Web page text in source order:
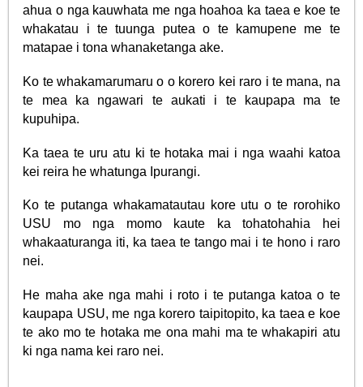
ahua o nga kauwhata me nga hoahoa ka taea e koe te
whakatau i te tuunga putea o te kamupene me te
matapae i tona whanaketanga ake.
Ko te whakamarumaru o o korero kei raro i te mana, na
te mea ka ngawari te aukati i te kaupapa ma te
kupuhipa.
Ka taea te uru atu ki te hotaka mai i nga waahi katoa
kei reira he whatunga Ipurangi.
Ko te putanga whakamatautau kore utu o te rorohiko
USU mo nga momo kaute ka tohatohahia hei
whakaaturanga iti, ka taea te tango mai i te hono i raro
nei.
He maha ake nga mahi i roto i te putanga katoa o te
kaupapa USU, me nga korero taipitopito, ka taea e koe
te ako mo te hotaka me ona mahi ma te whakapiri atu
ki nga nama kei raro nei.